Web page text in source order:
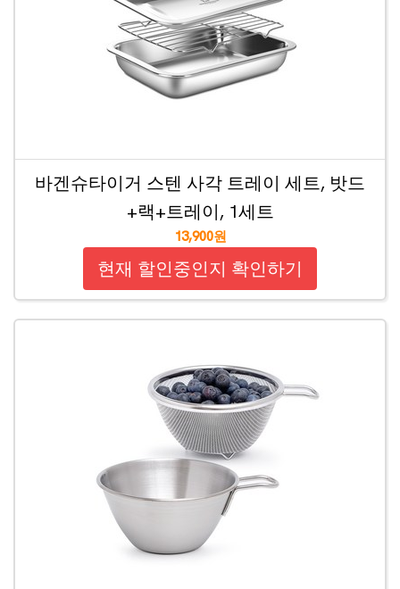
바겐슈타이거 스텐 사각 트레이 세트, 밧드
+랙+트레이, 1세트
13,900원
현재 할인중인지 확인하기